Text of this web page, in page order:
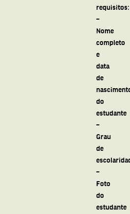
requisitos:
–
Nome
completo
e
data
de
do
estudante
–
Grau
de
–
Foto
do
estudante